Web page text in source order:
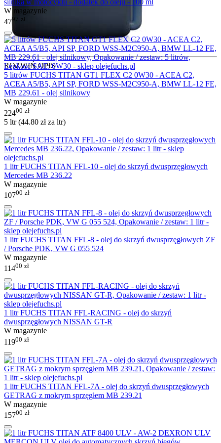
ROZWIŃ OPIS
silnika w motocyklu - dodatek do oleju - 100 ml
W magazynie
4797 zł
5 litrów FUCHS TITAN GT1 FLEX C2 0W30 - ACEA C2,
ACEA A5/B5, API SP, FORD WSS-M2C950-A, BMW LL-12 FE,
MB 229.61 - olej silnikowy
W magazynie
22400 zł
5 ltr (44.80 złza ltr)
1 litr FUCHS TITAN FFL-10 - olej do skrzyń dwusprzęgłowych
Mercedes MB 236.22
W magazynie
10700 zł
1 litr FUCHS TITAN FFL-8 - olej do skrzyń dwusprzęgłowych ZF
/ Porsche PDK, VW G 055 524
W magazynie
11400 zł
1 litr FUCHS TITAN FFL-RACING - olej do skrzyń
dwusprzęgłowych NISSAN GT-R
W magazynie
11900 zł
1 litr FUCHS TITAN FFL-7A - olej do skrzyń dwusprzęgłowych
GETRAG z mokrym sprzęgłem MB 239.21
W magazynie
15700 zł